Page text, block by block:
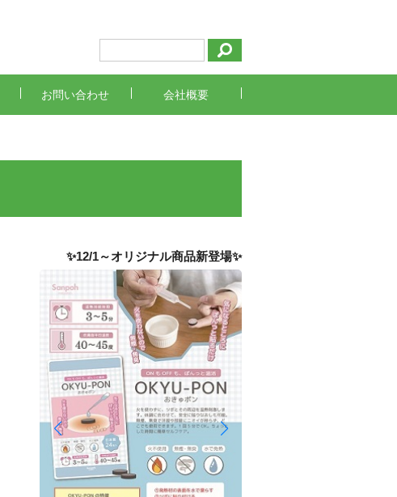
お問い合わせ 会社概要
✨12/1～オリジナル商品新登場✨